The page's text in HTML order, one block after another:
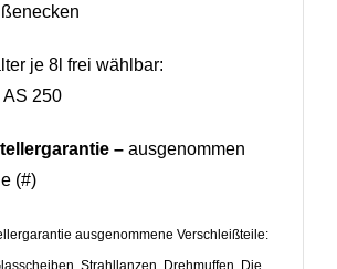
je 8l frei wählbar:
AS 250
– ausgenommen
(#)
ausgenommene Verschleißteile:
Strahllanzen, Drehmuffen. Die